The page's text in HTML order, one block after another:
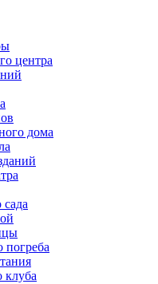
центра
дома
погреба
клуба